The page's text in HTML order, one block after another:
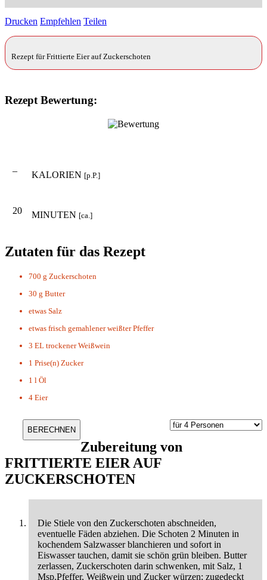
Drucken Empfehlen Teilen
Rezept für Frittierte Eier auf Zuckerschoten
Rezept Bewertung:
– KALORIEN [p.P.]
20 MINUTEN [ca.]
Zutaten für das Rezept
700 g Zuckerschoten
30 g Butter
etwas Salz
etwas frisch gemahlener weißter Pfeffer
3 EL trockener Weißwein
1 Prise(n) Zucker
1 l Öl
4 Eier
Zubereitung von
FRITTIERTE EIER AUF
ZUCKERSCHOTEN
Die Stiele von den Zuckerschoten abschneiden,
eventuelle Fäden abziehen. Die Schoten 2 Minuten in
kochendem Salzwasser blanchieren und sofort in
Eiswasser tauchen, damit sie schön grün bleiben. Butter
zerlassen, Zuckerschoten darin schwenken, mit Salz, 1
Msp.Pfeffer, Weißwein und Zucker würzen; zugedeckt